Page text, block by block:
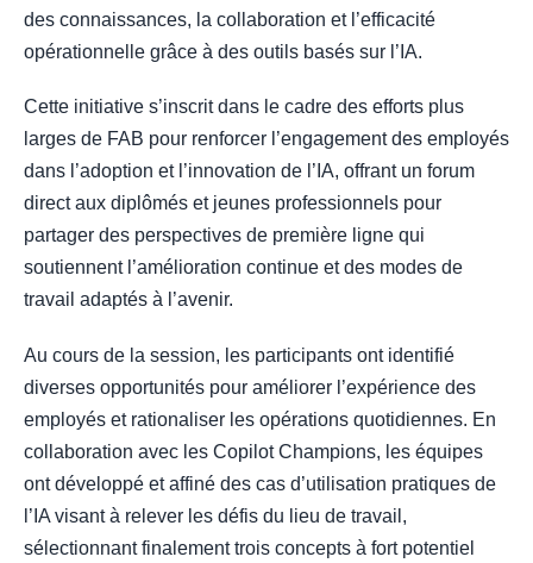
des connaissances, la collaboration et l’efficacité
opérationnelle grâce à des outils basés sur l’IA.
Cette initiative s’inscrit dans le cadre des efforts plus
larges de FAB pour renforcer l’engagement des employés
dans l’adoption et l’innovation de l’IA, offrant un forum
direct aux diplômés et jeunes professionnels pour
partager des perspectives de première ligne qui
soutiennent l’amélioration continue et des modes de
travail adaptés à l’avenir.
Au cours de la session, les participants ont identifié
diverses opportunités pour améliorer l’expérience des
employés et rationaliser les opérations quotidiennes. En
collaboration avec les Copilot Champions, les équipes
ont développé et affiné des cas d’utilisation pratiques de
l’IA visant à relever les défis du lieu de travail,
sélectionnant finalement trois concepts à fort potentiel